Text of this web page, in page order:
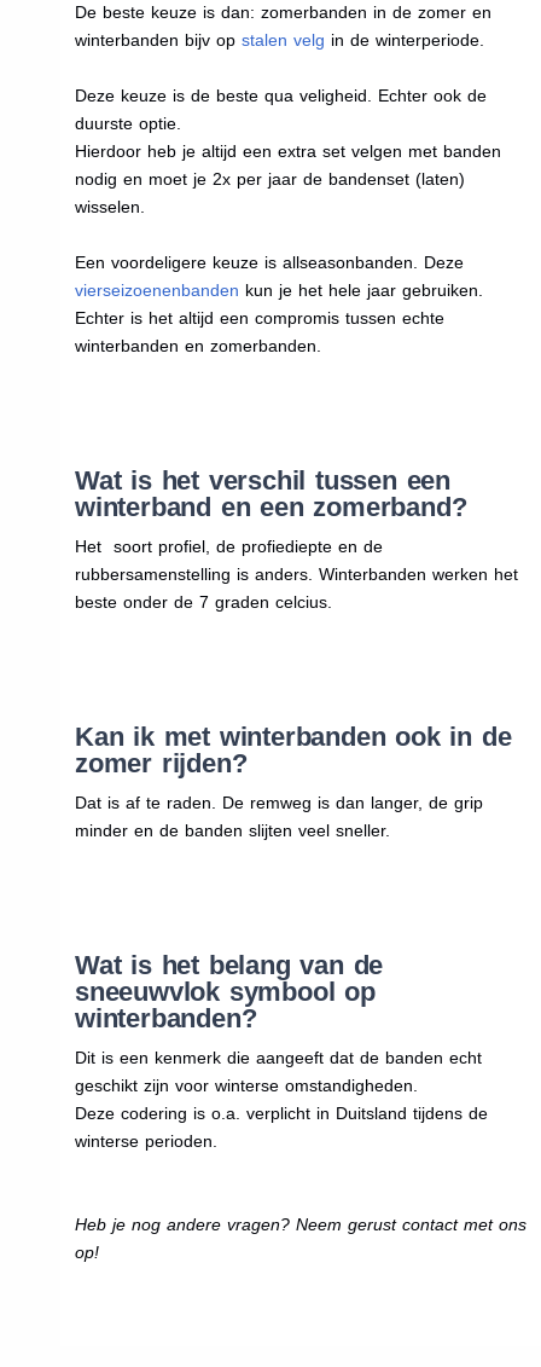
De beste keuze is dan: zomerbanden in de zomer en
winterbanden bijv op stalen velg in de winterperiode.
Deze keuze is de beste qua veligheid. Echter ook de
duurste optie.
Hierdoor heb je altijd een extra set velgen met banden
nodig en moet je 2x per jaar de bandenset (laten)
wisselen.
Een voordeligere keuze is allseasonbanden. Deze
vierseizoenenbanden kun je het hele jaar gebruiken.
Echter is het altijd een compromis tussen echte
winterbanden en zomerbanden.
Wat is het verschil tussen een
winterband en een zomerband?
Het soort profiel, de profiediepte en de
rubbersamenstelling is anders. Winterbanden werken het
beste onder de 7 graden celcius.
Kan ik met winterbanden ook in de
zomer rijden?
Dat is af te raden. De remweg is dan langer, de grip
minder en de banden slijten veel sneller.
Wat is het belang van de
sneeuwvlok symbool op
winterbanden?
Dit is een kenmerk die aangeeft dat de banden echt
geschikt zijn voor winterse omstandigheden.
Deze codering is o.a. verplicht in Duitsland tijdens de
winterse perioden.
Heb je nog andere vragen? Neem gerust contact met ons
op!